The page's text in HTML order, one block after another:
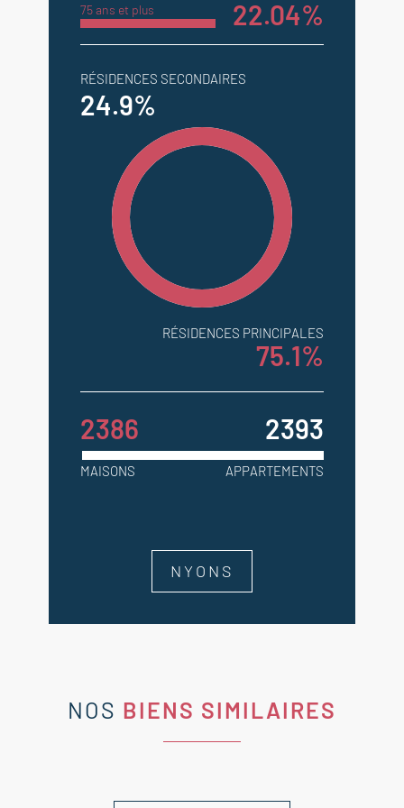
75 ans et plus 22.04%
RÉSIDENCES SECONDAIRES
24.9%
RÉSIDENCES PRINCIPALES
75.1%
2386 2393
MAISONS APPARTEMENTS
NYONS
NOS BIENS SIMILAIRES